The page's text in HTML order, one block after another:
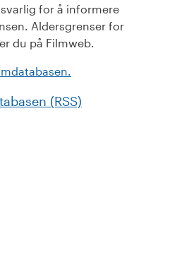
for å informere
Aldersgrenser for
du på Filmweb.
(RSS)